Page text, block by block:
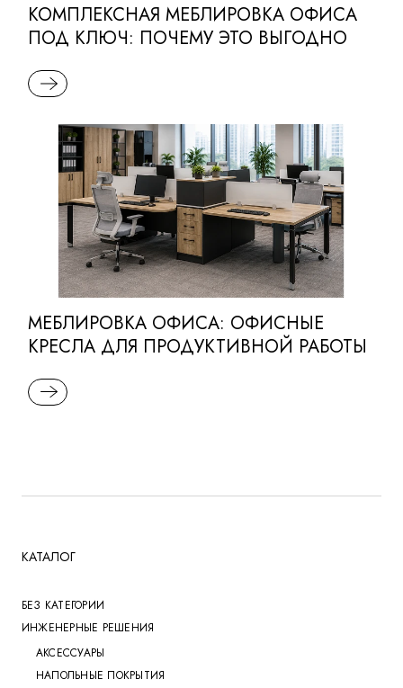
КОМПЛЕКСНАЯ МЕБЛИРОВКА ОФИСА
ПОД КЛЮЧ: ПОЧЕМУ ЭТО ВЫГОДНО
READ MORE
МЕБЛИРОВКА ОФИСА: ОФИСНЫЕ
КРЕСЛА ДЛЯ ПРОДУКТИВНОЙ РАБОТЫ
READ MORE
КАТАЛОГ
БЕЗ КАТЕГОРИИ
ИНЖЕНЕРНЫЕ РЕШЕНИЯ
АКСЕССУАРЫ
НАПОЛЬНЫЕ ПОКРЫТИЯ